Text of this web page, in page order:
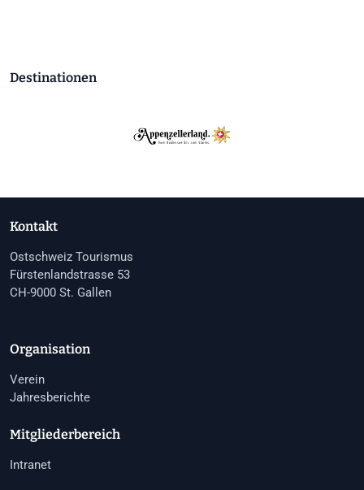
Destinationen
Kontakt
Ostschweiz Tourismus
Fürstenlandstrasse 53
CH-9000 St. Gallen
Organisation
Verein
Jahresberichte
Mitgliederbereich
Intranet